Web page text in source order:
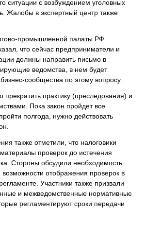
ситуации с возбуждением уголовных
Жалобы в экспертный центр также
промышленной палаты РФ
что сейчас предприниматели и
должны направить письмо в
ведомства, в нем будет
сообщества по этому вопросу.
прекратить практику (преследования) и
Пока закон пройдет все
полгода, нужно действовать
также отметили, что налоговики
проверок до истечения
Стороны обсудили необходимость
отображения проверок в
Участники также призвали
и межведомственные нормативные
регламентируют сроки передачи